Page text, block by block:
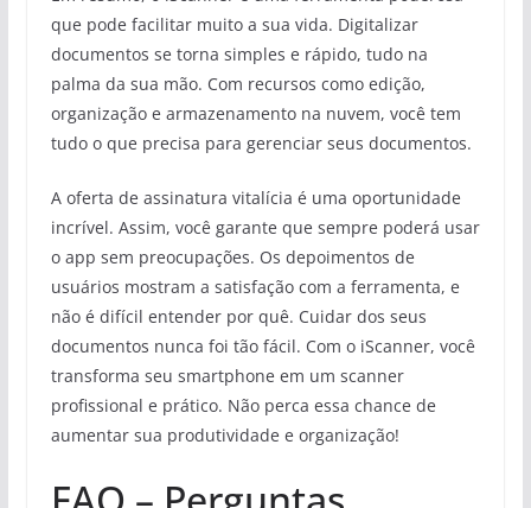
que pode facilitar muito a sua vida. Digitalizar
documentos se torna simples e rápido, tudo na
palma da sua mão. Com recursos como edição,
organização e armazenamento na nuvem, você tem
tudo o que precisa para gerenciar seus documentos.
A oferta de assinatura vitalícia é uma oportunidade
incrível. Assim, você garante que sempre poderá usar
o app sem preocupações. Os depoimentos de
usuários mostram a satisfação com a ferramenta, e
não é difícil entender por quê. Cuidar dos seus
documentos nunca foi tão fácil. Com o iScanner, você
transforma seu smartphone em um scanner
profissional e prático. Não perca essa chance de
aumentar sua produtividade e organização!